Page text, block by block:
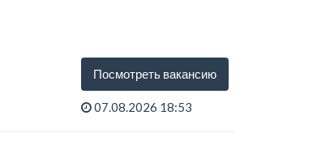
Посмотреть вакансию
07.08.2026 18:53